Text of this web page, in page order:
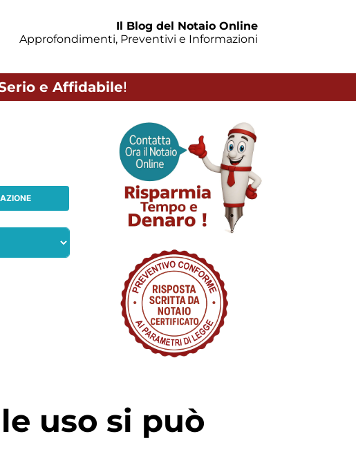
Il Blog del Notaio Online
Approfondimenti, Preventivi e Informazioni
e Affidabile!